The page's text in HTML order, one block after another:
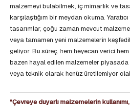
malzemeyi bulabilmek, iç mimarlık ve
karşılaştığım bir meydan okuma.
tasarımlar, çoğu zaman mevcut
veya tamamen yeni malzemelerin
geliyor. Bu süreç, hem heyecan verici hem
bazen hayal edilen malzemeler
veya teknik olarak henüz üretilemiyor
“Çevreye duyarlı malzemelerin kullanımı,